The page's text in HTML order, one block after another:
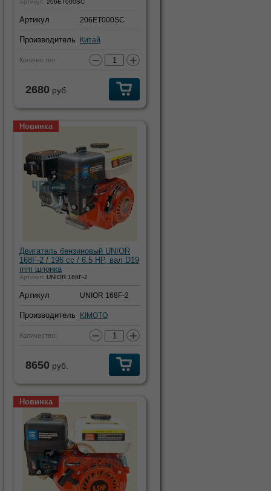
Артикул: 206ET000SC
Артикул 206ET000SC
Производитель Китай
Количество: − +
2680 руб.
Новинка
Двигатель бензиновый UNIOR
168F-2 / 196 cc / 6.5 HP, вал D19
mm шпонка
Артикул: UNIOR 168F-2
Артикул UNIOR 168F-2
Производитель KIMOTO
Количество: − +
8650 руб.
Новинка